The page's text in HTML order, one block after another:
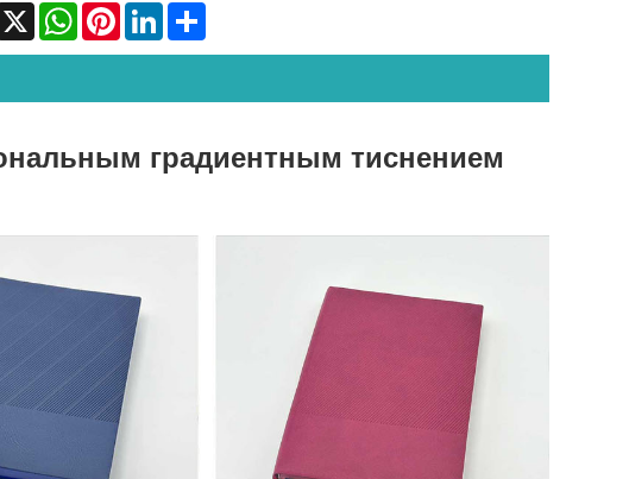
X WhatsAppPinterestLinkedInShare
градиентным тиснением